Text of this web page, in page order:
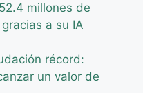
millones de
a su IA
récord:
un valor de